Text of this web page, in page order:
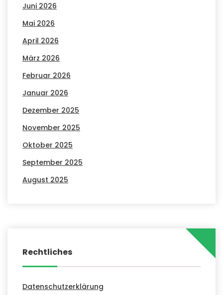
Juni 2026
Mai 2026
April 2026
März 2026
Februar 2026
Januar 2026
Dezember 2025
November 2025
Oktober 2025
September 2025
August 2025
Rechtliches
Datenschutzerklärung